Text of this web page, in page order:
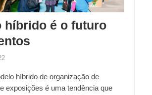
híbrido é o futuro
híbrido de organização de
exposições é uma tendência que